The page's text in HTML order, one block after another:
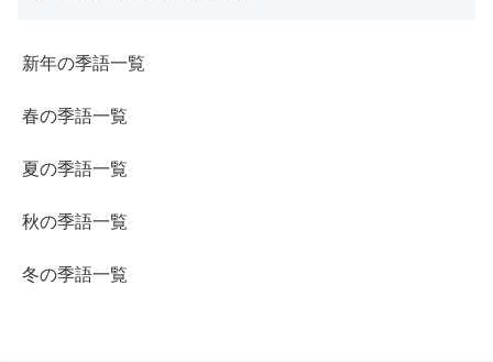
新年の季語一覧
春の季語一覧
夏の季語一覧
秋の季語一覧
冬の季語一覧